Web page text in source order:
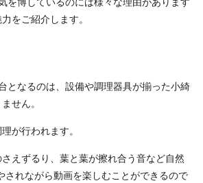
をご紹介します。
となるのは、設備や調理器具が揃った小綺
せん。
が行われます。
えずるり、葉と葉が擦れ合う音など自然
されながら動画を楽しむことができるので